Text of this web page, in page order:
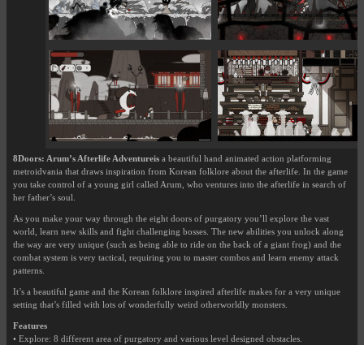
8Doors: Arum’s Afterlife Adventureis a beautiful hand animated action platforming
metroidvania that draws inspiration from Korean folklore about the afterlife. In the game
you take control of a young girl called Arum, who ventures into the afterlife in search of
her father’s soul.
As you make your way through the eight doors of purgatory you’ll explore the vast
world, learn new skills and fight challenging bosses. The new abilities you unlock along
the way are very unique (such as being able to ride on the back of a giant frog) and the
combat system is very tactical, requiring you to master combos and learn enemy attack
patterns.
It’s a beautiful game and the Korean folklore inspired afterlife makes for a very unique
setting that’s filled with lots of wonderfully weird otherworldly monsters.
Features
• Explore: 8 different area of purgatory and various level designed obstacles.